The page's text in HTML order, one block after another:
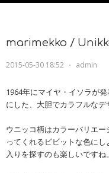
marimekko /
2015-05-30 18:52 ⋅ admin
1964年にマイヤ・イソラが
にした、大胆でカラフルな
ウニッコ柄はカラーバリエ
ってくれるビビットな色に
入りを探すのも楽しいですね。